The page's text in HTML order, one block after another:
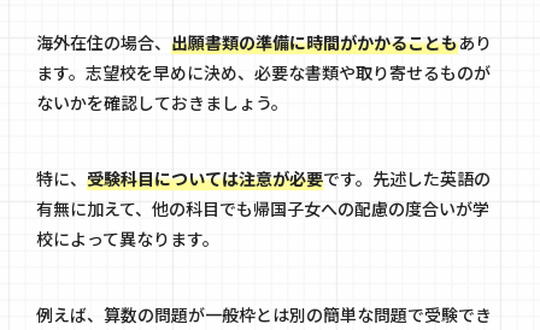
海外在住の場合、 出願書類の準備に時間がかかることもあり
ます。志望校を早めに決め、必要な書類や取り寄せるものが
ないかを確認しておきましょう。
特に、 受験科目については注意が必要です。先述した英語の
有無に加えて、他の科目でも帰国子女への配慮の度合いが学
校によって異なります。
例えば、算数の問題が一般枠とは別の簡単な問題で受験でき